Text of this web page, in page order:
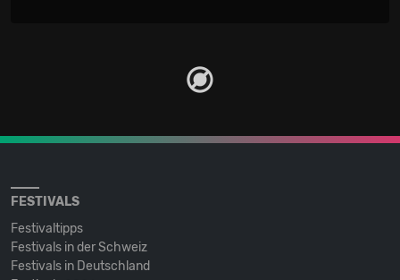
FESTIVALS
Festivaltipps
Festivals in der Schweiz
Festivals in Deutschland